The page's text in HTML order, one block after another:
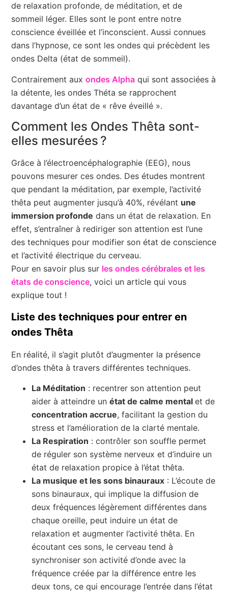
de relaxation profonde, de méditation, et de
sommeil léger. Elles sont le pont entre notre
conscience éveillée et l’inconscient. Aussi connues
dans l’hypnose, ce sont les ondes qui précèdent les
ondes Delta (état de sommeil).
Contrairement auxondes Alpha qui sont associées à
la détente, les ondes Théta se rapprochent
davantage d’un état de « rêve éveillé ».
Comment les Ondes Thêta sont-
elles mesurées ?
Grâce à l’électroencéphalographie (EEG), nous
pouvons mesurer ces ondes. Des études montrent
que pendant la méditation, par exemple, l’activité
thêta peut augmenter jusqu’à 40%, révélant une
immersion profonde dans un état de relaxation. En
effet, s’entraîner à rediriger son attention est l’une
des techniques pour modifier son état de conscience
et l’activité électrique du cerveau.
Pour en savoir plus sur les ondes cérébrales et les
états de conscience, voici un article qui vous
explique tout !
Liste des techniques pour entrer en
ondes Thêta
En réalité, il s’agit plutôt d’augmenter la présence
d’ondes thêta à travers différentes techniques.
La Méditation : recentrer son attention peut
aider à atteindre unétat de calme mentalet de
concentration accrue, facilitant la gestion du
stress et l’amélioration de la clarté mentale.
La Respiration : contrôler son souffle permet
de réguler son système nerveux et d’induire un
état de relaxation propice à l’état thêta.
La musique et les sons binauraux : L’écoute de
sons binauraux, qui implique la diffusion de
deux fréquences légèrement différentes dans
chaque oreille, peut induire un état de
relaxation et augmenter l’activité thêta. En
écoutant ces sons, le cerveau tend à
synchroniser son activité d’onde avec la
fréquence créée par la différence entre les
deux tons, ce qui encourage l’entrée dans l’état